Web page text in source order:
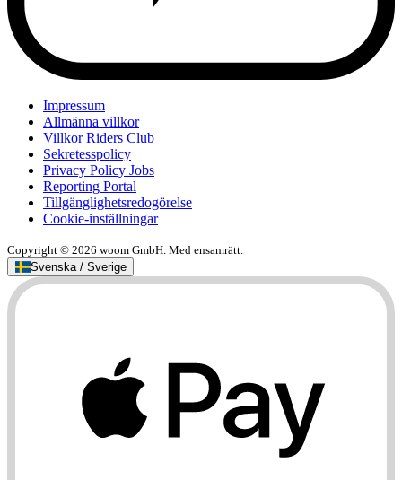
Impressum
Allmänna villkor
Villkor Riders Club
Sekretesspolicy
Privacy Policy Jobs
Reporting Portal
Tillgänglighetsredogörelse
Cookie-inställningar
Copyright © 2026 woom GmbH. Med ensamrätt.
Svenska / Sverige